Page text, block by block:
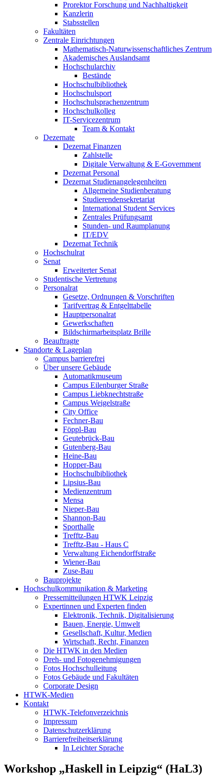
Prorektor Forschung und Nachhaltigkeit
Kanzlerin
Stabsstellen
Fakultäten
Zentrale Einrichtungen
Mathematisch-Naturwissenschaftliches Zentrum
Akademisches Auslandsamt
Hochschularchiv
Bestände
Hochschulbibliothek
Hochschulsport
Hochschulsprachenzentrum
Hochschulkolleg
IT-Servicezentrum
Team & Kontakt
Dezernate
Dezernat Finanzen
Zahlstelle
Digitale Verwaltung & E-Government
Dezernat Personal
Dezernat Studienangelegenheiten
Allgemeine Studienberatung
Studierendensekretariat
International Student Services
Zentrales Prüfungsamt
Stunden- und Raumplanung
IT/EDV
Dezernat Technik
Hochschulrat
Senat
Erweiterter Senat
Studentische Vertretung
Personalrat
Gesetze, Ordnungen & Vorschriften
Tarifvertrag & Entgelttabelle
Hauptpersonalrat
Gewerkschaften
Bildschirmarbeitsplatz Brille
Beauftragte
Standorte & Lageplan
Campus barrierefrei
Über unsere Gebäude
Automatikmuseum
Campus Eilenburger Straße
Campus Liebknechtstraße
Campus Weigelstraße
City Office
Fechner-Bau
Föppl-Bau
Geutebrück-Bau
Gutenberg-Bau
Heine-Bau
Hopper-Bau
Hochschulbibliothek
Lipsius-Bau
Medienzentrum
Mensa
Nieper-Bau
Shannon-Bau
Sporthalle
Trefftz-Bau
Trefftz-Bau - Haus C
Verwaltung Eichendorffstraße
Wiener-Bau
Zuse-Bau
Bauprojekte
Hochschulkommunikation & Marketing
Pressemitteilungen HTWK Leipzig
Expertinnen und Experten finden
Elektronik, Technik, Digitalisierung
Bauen, Energie, Umwelt
Gesellschaft, Kultur, Medien
Wirtschaft, Recht, Finanzen
Die HTWK in den Medien
Dreh- und Fotogenehmigungen
Fotos Hochschulleitung
Fotos Gebäude und Fakultäten
Corporate Design
HTWK-Medien
Kontakt
HTWK-Telefonverzeichnis
Impressum
Datenschutzerklärung
Barrierefreiheitserklärung
In Leichter Sprache
Workshop „Haskell in Leipzig“ (HaL3)